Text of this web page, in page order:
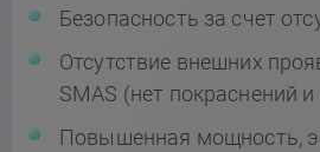
Безопасность за счет
Отсутствие внешних
SMAS (нет покраснений и
Повышенная мощность,